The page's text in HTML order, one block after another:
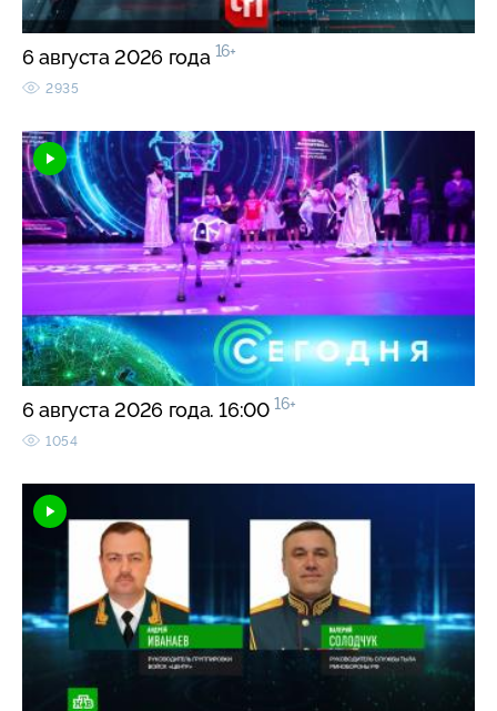
6 августа 2026 года 16+
2935
6 августа 2026 года. 16:00 16+
1054